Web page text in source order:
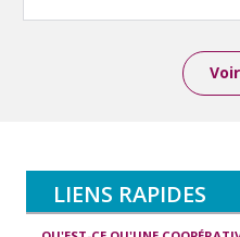
LIENS RAPIDES